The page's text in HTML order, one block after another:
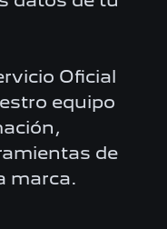
Oficial
equipo
de
marca.